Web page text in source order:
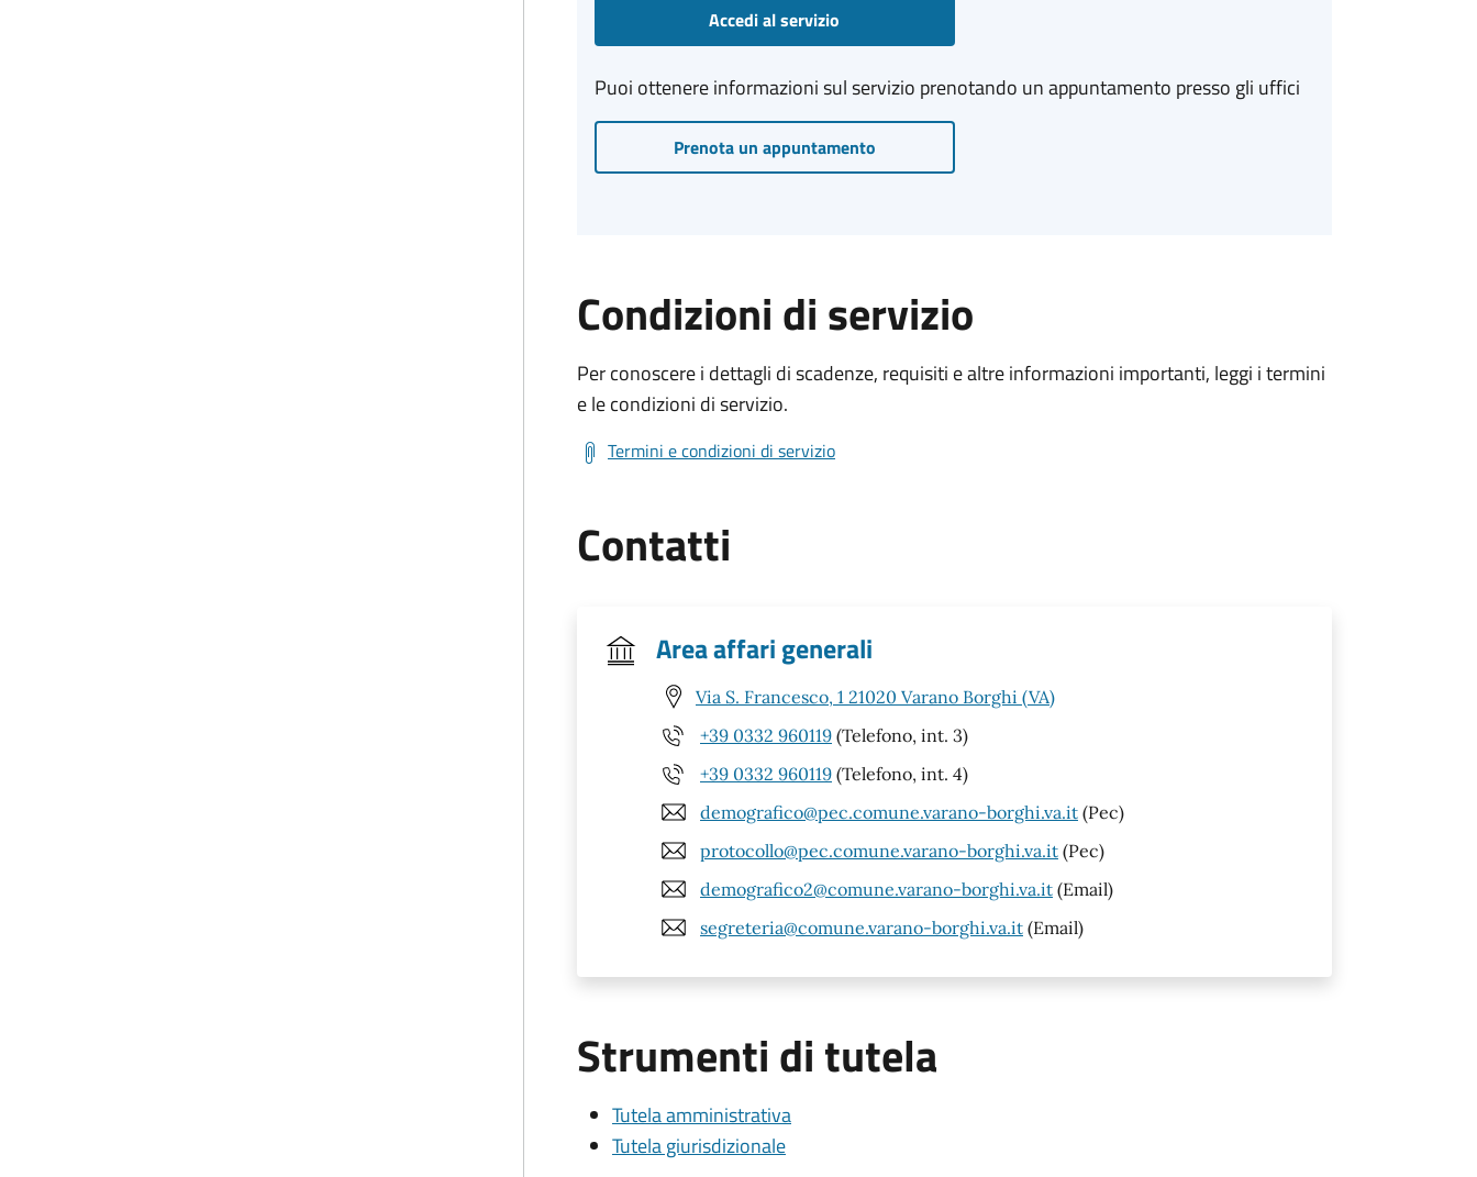
Accedi al servizio
Puoi ottenere informazioni sul servizio prenotando un appuntamento presso gli uffici
Prenota un appuntamento
Condizioni di servizio
Per conoscere i dettagli di scadenze, requisiti e altre informazioni importanti, leggi i termini
e le condizioni di servizio.
Termini e condizioni di servizio
Contatti
Area affari generali
Via S. Francesco, 1 21020 Varano Borghi (VA)
+39 0332 960119 (Telefono, int. 3)
+39 0332 960119 (Telefono, int. 4)
demografico@pec.comune.varano-borghi.va.it (Pec)
protocollo@pec.comune.varano-borghi.va.it (Pec)
demografico2@comune.varano-borghi.va.it (Email)
segreteria@comune.varano-borghi.va.it (Email)
Strumenti di tutela
Tutela amministrativa
Tutela giurisdizionale